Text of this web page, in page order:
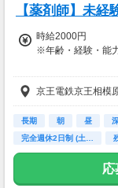
【薬剤師】未
時給2000円
※年齢・経験・能
■家族手当
配偶者：10,000
子ども：5,000円
■残業手当
■役職手当
京王電鉄京王相模
長期 朝 昼
完全週休2日制 (土…
応